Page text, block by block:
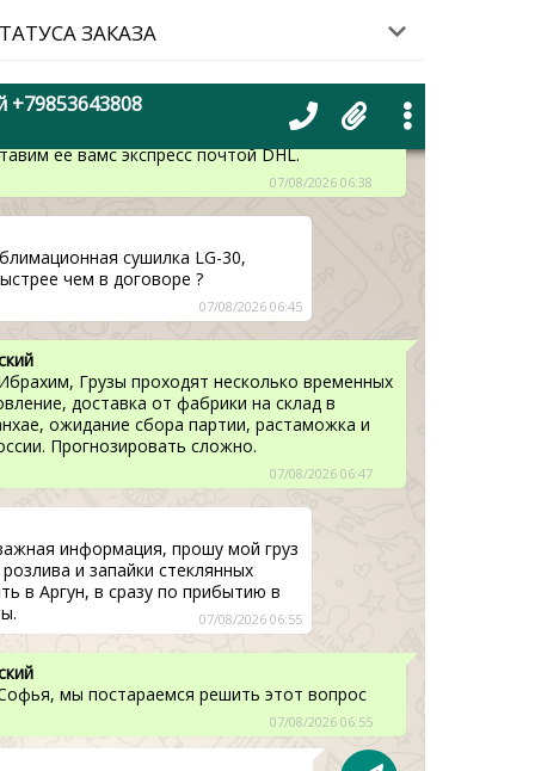
ЗАКАЗА
+79853643808
уточнили у фабрики. Вашу форсунку не
к моменту отправки основной машины.
ее вамс экспресс почтой DHL.
07/08/2026 06:38
сушилка LG-30,
чем в договоре ?
07/08/2026 06:45
Грузы проходят несколько временных
доставка от фабрики на склад в
ожидание сбора партии, растаможка и
Прогнозировать сложно.
07/08/2026 06:47
информация, прошу мой груз
и запайки стеклянных
в Аргун, в сразу по прибытию в
07/08/2026 06:55
мы постараемся решить этот вопрос
07/08/2026 06:55